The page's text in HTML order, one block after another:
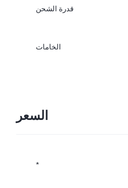
قدرة الشحن
الخامات
السعر
*